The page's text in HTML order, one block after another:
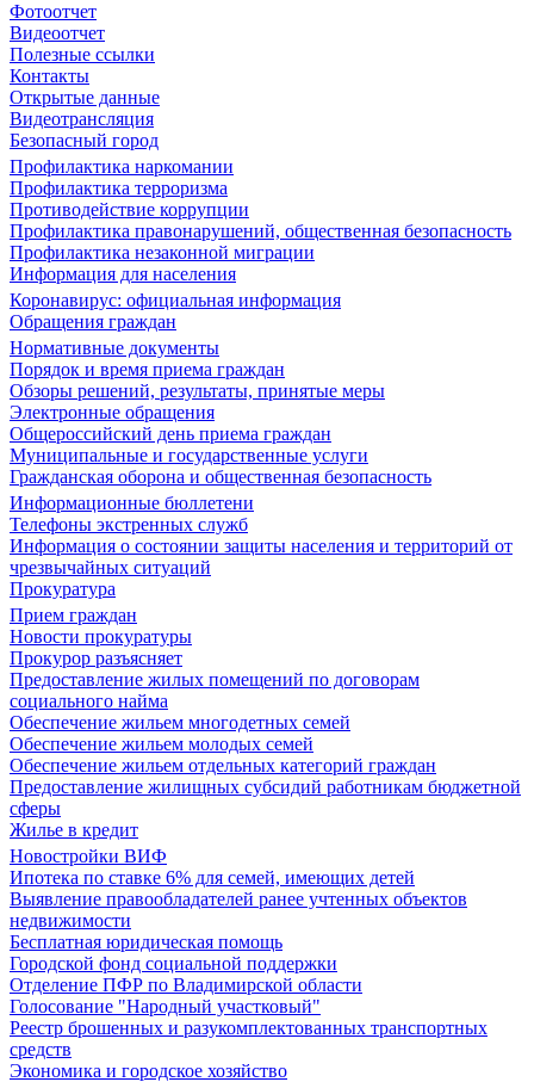
Фотоотчет
Видеоотчет
Полезные ссылки
Контакты
Открытые данные
Видеотрансляция
Безопасный город
Профилактика наркомании
Профилактика терроризма
Противодействие коррупции
Профилактика правонарушений, общественная безопасность
Профилактика незаконной миграции
Информация для населения
Коронавирус: официальная информация
Обращения граждан
Нормативные документы
Порядок и время приема граждан
Обзоры решений, результаты, принятые меры
Электронные обращения
Общероссийский день приема граждан
Муниципальные и государственные услуги
Гражданская оборона и общественная безопасность
Информационные бюллетени
Телефоны экстренных служб
Информация о состоянии защиты населения и территорий от
чрезвычайных ситуаций
Прокуратура
Прием граждан
Новости прокуратуры
Прокурор разъясняет
Предоставление жилых помещений по договорам
социального найма
Обеспечение жильем многодетных семей
Обеспечение жильем молодых семей
Обеспечение жильем отдельных категорий граждан
Предоставление жилищных субсидий работникам бюджетной
сферы
Жилье в кредит
Новостройки ВИФ
Ипотека по ставке 6% для семей, имеющих детей
Выявление правообладателей ранее учтенных объектов
недвижимости
Бесплатная юридическая помощь
Городской фонд социальной поддержки
Отделение ПФР по Владимирской области
Голосование "Народный участковый"
Реестр брошенных и разукомплектованных транспортных
средств
Экономика и городское хозяйство